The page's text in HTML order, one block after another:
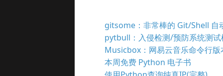
gitsome：非常棒的 Git/Shell 自
pytbull：入侵检测/预防系统测试
Musicbox：网易云音乐命令行版
本周免费 Python 电子书